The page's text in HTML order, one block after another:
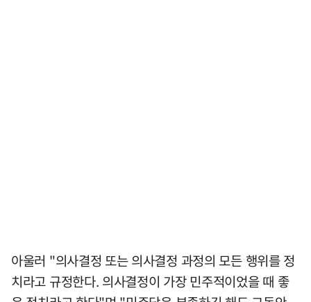
아울러 "의사결정 또는 의사결정 과정의 모든 행위를 정
치라고 규정한다. 의사결정이 가장 민주적이었을 때 좋